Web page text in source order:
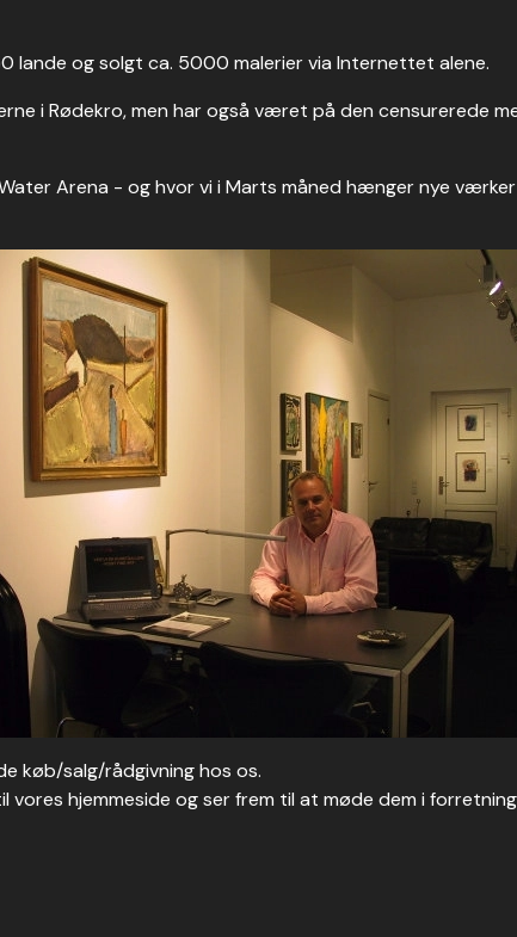
lande og solgt ca. 5000 malerier via Internettet alene.
i Rødekro, men har også været på den censurerede
Arena - og hvor vi i Marts måned hænger nye
køb/salg/rådgivning hos os.
vores hjemmeside og ser frem til at møde dem i